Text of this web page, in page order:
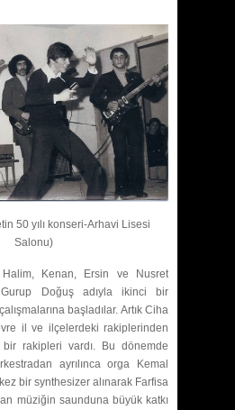
50 yılı konseri-Arhavi Lisesi
Salonu)
Halim, Kenan, Ersin ve Nusret
Gurup Doğuş adıyla ikinci bir
başladılar. Artık Ciha
il ve ilçelerdeki rakiplerinden
rakipleri vardı. Bu dönemde
ayrılınca orga Kemal
bir synthesizer alınarak Farfisa
müziğin saunduna büyük katkı